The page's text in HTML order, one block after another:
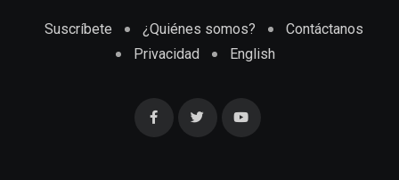
Suscríbete ¿Quiénes somos?
Contáctanos
Privacidad
English